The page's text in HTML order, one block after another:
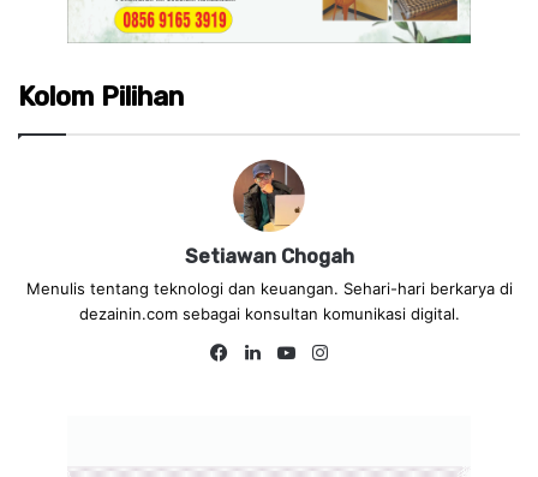
Kolom Pilihan
Setiawan Chogah
Menulis tentang teknologi dan keuangan. Sehari-hari berkarya di
dezainin.com sebagai konsultan komunikasi digital.
Fa
Lin
Yo